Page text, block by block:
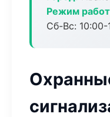
Режим
Сб-Вс: 10:00-